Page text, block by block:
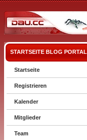
STARTSEITE BLOG PORTAL
Startseite
Registrieren
Kalender
Mitglieder
Team